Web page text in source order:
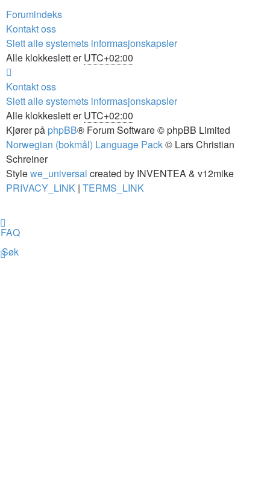
FAQ
Søk
Forumindeks
Kontakt oss
Slett alle systemets informasjonskapsler
Alle klokkeslett erUTC+02:00
Kontakt oss
Slett alle systemets informasjonskapsler
Alle klokkeslett erUTC+02:00
Kjører på phpBB® Forum Software © phpBB Limited
Norwegian (bokmål) Language Pack© Lars Christian
Schreiner
Stylewe_universal created by INVENTEA & v12mike
PRIVACY_LINK | TERMS_LINK